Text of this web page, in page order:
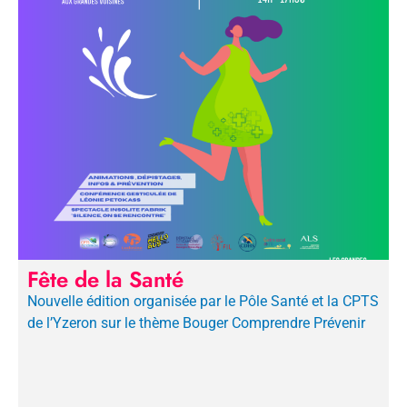
Fête de la Santé
Nouvelle édition organisée par le Pôle Santé et la CPTS
de l’Yzeron sur le thème Bouger Comprendre Prévenir